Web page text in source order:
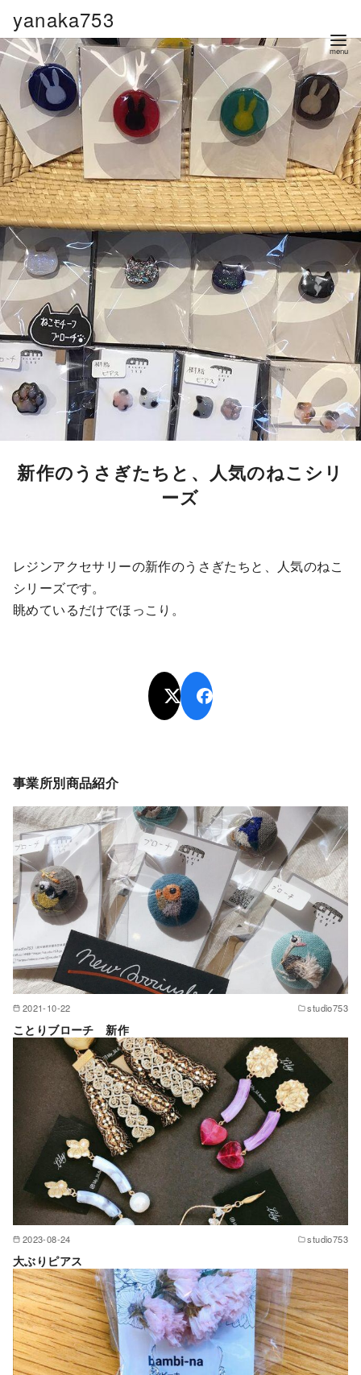
テ
へ
移
動
yanaka753
新作のうさぎたちと、人気のねこシリ
ーズ
レジンアクセサリーの新作のうさぎたちと、人気のねこ
シリーズです。
眺めているだけでほっこり。
事業所別商品紹介
2021-10-22 studio753
ことりブローチ 新作
2023-08-24 studio753
大ぶりピアス